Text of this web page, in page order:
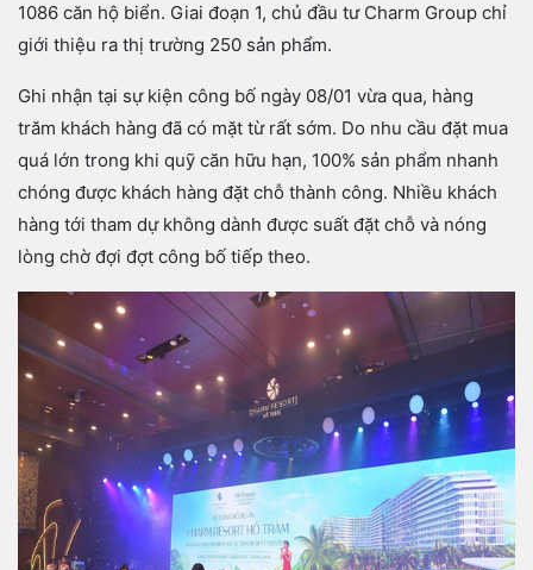
1086 căn hộ biển. Giai đoạn 1, chủ đầu tư Charm Group chỉ
giới thiệu ra thị trường 250 sản phẩm.
Ghi nhận tại sự kiện công bố ngày 08/01 vừa qua, hàng
trăm khách hàng đã có mặt từ rất sớm. Do nhu cầu đặt mua
quá lớn trong khi quỹ căn hữu hạn, 100% sản phẩm nhanh
chóng được khách hàng đặt chỗ thành công. Nhiều khách
hàng tới tham dự không dành được suất đặt chỗ và nóng
lòng chờ đợi đợt công bố tiếp theo.